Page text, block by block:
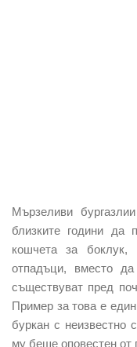
Мързеливи
близките години да
кошчета за боклук,
отпадъци, вместо
съществуват пред
Пример за това е
буркан с неизвестно
му беше оповестен от